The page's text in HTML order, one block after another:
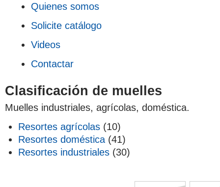
Quienes somos
Solicite catálogo
Videos
Contactar
Clasificación de muelles
Muelles industriales, agrícolas, doméstica.
Resortes agrícolas(10)
Resortes doméstica(41)
Resortes industriales(30)